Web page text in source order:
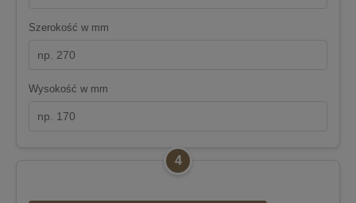
Szerokość w mm
Wysokość w mm
4